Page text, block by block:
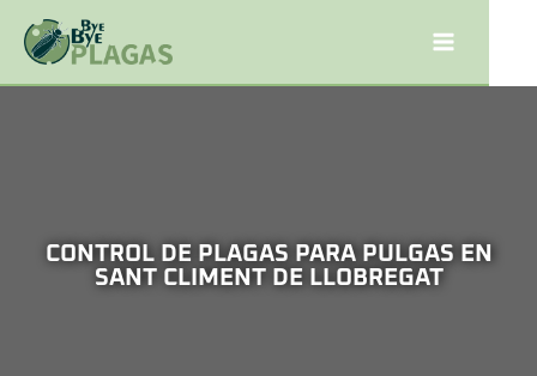
CONTROL DE PLAGAS PARA PULGAS EN
SANT CLIMENT DE LLOBREGAT